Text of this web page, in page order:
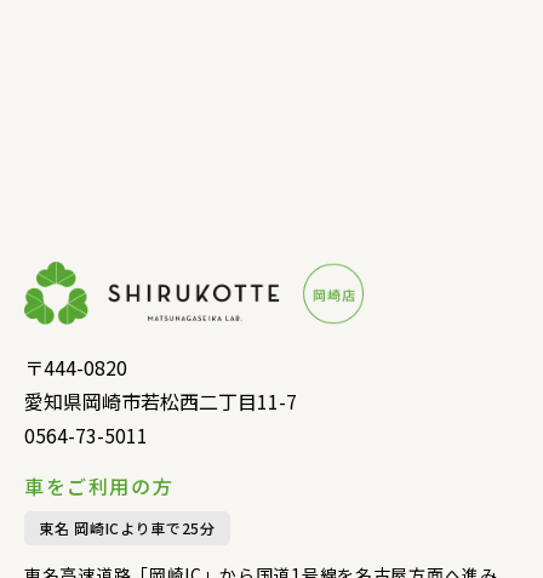
〒444-0820
愛知県岡崎市若松⻄⼆丁⽬11-7
0564-73-5011
車をご利用の方
東名 岡崎ICより車で25分